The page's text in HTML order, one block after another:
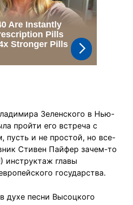
Зеленского в Нью-
пройти его встреча с
пусть и не простой, но все-
Стивен Пайфер зачем-то
инструктаж главы
государства.
духе песни Высоцкого